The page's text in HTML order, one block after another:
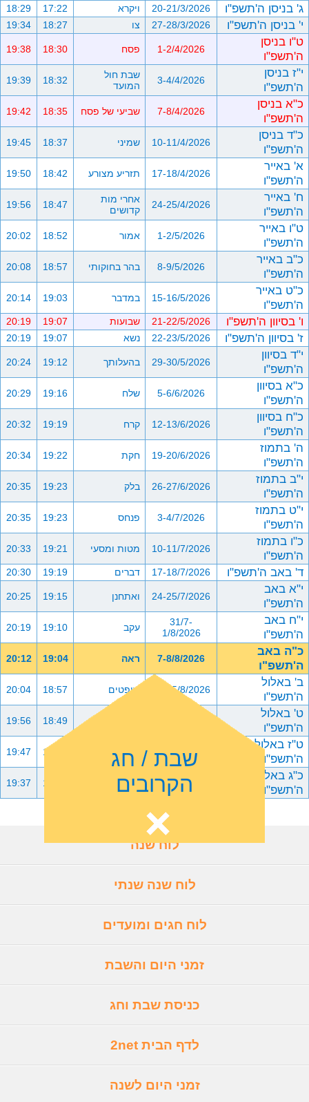
ג' בניסן ה'תשפ"ו 20-21/3/2026 ויקרא 17:22
18:29
י' בניסן ה'תשפ"ו 27-28/3/2026 צו 18:27
19:34
ט"ו בניסן
ה'תשפ"ו
1-2/4/2026 פסח 18:30
19:38
י"ז בניסן
ה'תשפ"ו
3-4/4/2026
שבת חול
המועד
18:32
19:39
כ"א בניסן
ה'תשפ"ו
7-8/4/2026 שביעי של פסח 18:35
19:42
כ"ד בניסן
ה'תשפ"ו
10-11/4/2026 שמיני 18:37
19:45
א' באייר
ה'תשפ"ו
17-18/4/2026 תזריע מצורע 18:42
19:50
ח' באייר
ה'תשפ"ו
24-25/4/2026
אחרי מות
קדושים
18:47
19:56
ט"ו באייר
ה'תשפ"ו
1-2/5/2026 אמור 18:52
20:02
כ"ב באייר
ה'תשפ"ו
8-9/5/2026 בהר בחוקותי 18:57
20:08
כ"ט באייר
ה'תשפ"ו
15-16/5/2026 במדבר 19:03
20:14
ו' בסיוון ה'תשפ"ו 21-22/5/2026 שבועות 19:07
20:19
ז' בסיוון ה'תשפ"ו 22-23/5/2026 נשא 19:07
20:19
י"ד בסיוון
ה'תשפ"ו
29-30/5/2026 בהעלותך 19:12
20:24
כ"א בסיוון
ה'תשפ"ו
5-6/6/2026 שלח 19:16
20:29
כ"ח בסיוון
ה'תשפ"ו
12-13/6/2026 קרח 19:19
20:32
ה' בתמוז
ה'תשפ"ו
19-20/6/2026 חקת 19:22
20:34
י"ב בתמוז
ה'תשפ"ו
26-27/6/2026 בלק 19:23
20:35
י"ט בתמוז
ה'תשפ"ו
3-4/7/2026 פנחס 19:23
20:35
כ"ו בתמוז
ה'תשפ"ו
10-11/7/2026 מטות ומסעי 19:21
20:33
ד' באב ה'תשפ"ו 17-18/7/2026 דברים 19:19
20:30
י"א באב
ה'תשפ"ו
24-25/7/2026 ואתחנן 19:15
20:25
י"ח באב
ה'תשפ"ו
31/7-
1/8/2026
עקב 19:10
20:19
כ"ה באב
ה'תשפ"ו
7-8/8/2026 ראה 19:04
20:12
ב' באלול
ה'תשפ"ו
14-15/8/2026 שופטים 18:57
20:04
ט' באלול
ה'תשפ"ו
18:49
19:56
ט"ז באלול
ה'תשפ"ו
28-29/8/2026 כי תבוא 18:40
19:47
כ"ג באלול
ה'תשפ"ו
4-5/9/2026 ניצבים וילך 18:32
19:37
שבת / חג
הקרובים
לוח שנה
לוח שנה שנתי
לוח חגים ומועדים
זמני היום והשבת
כניסת שבת וחג
לדף הבית 2net
זמני היום לשנה